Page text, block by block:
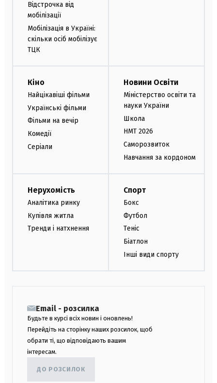
Відстрочка від
мобілізації
Мобілізація в Україні:
скільки осіб мобілізує
ТЦК
Кіно
Найцікавіші фільми
Українські фільми
Фільми на вечір
Комедії
Серіали
Новини Освіти
Міністерство освіти та
науки України
Школа
НМТ 2026
Саморозвиток
Навчання за кордоном
Нерухомість
Аналітика ринку
Купівля житла
Тренди і натхнення
Спорт
Бокс
Футбол
Теніс
Біатлон
Інші види спорту
Email - розсилка
Будьте в курсі всіх новин і оновлень!
Перейдіть на сторінку наших розсилок, щоб
обрати ті, що відповідають вашим
інтересам.
ДО РОЗСИЛОК